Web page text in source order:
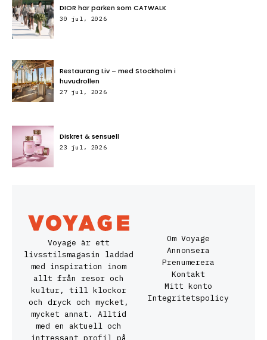
DIOR har parken som CATWALK
30 jul, 2026
Restaurang Liv – med Stockholm i
huvudrollen
27 jul, 2026
Diskret & sensuell
23 jul, 2026
Voyage är ett
livsstilsmagasin laddad
med inspiration inom
allt från resor och
kultur, till klockor
och dryck och mycket,
mycket annat. Alltid
med en aktuell och
Om Voyage
Annonsera
Prenumerera
Kontakt
Mitt konto
Integritetspolicy